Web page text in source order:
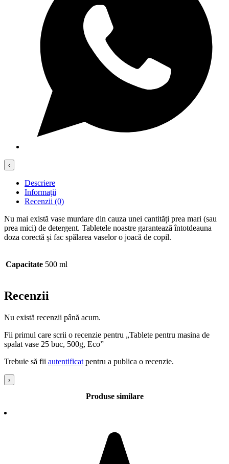
‹
Descriere
Informații
Recenzii (0)
Nu mai există vase murdare din cauza unei cantități prea mari (sau
prea mici) de detergent. Tabletele noastre garantează întotdeauna
doza corectă și fac spălarea vaselor o joacă de copil.
Capacitate 500 ml
Recenzii
Nu există recenzii până acum.
Fii primul care scrii o recenzie pentru „Tablete pentru masina de
spalat vase 25 buc, 500g, Eco”
Trebuie să fii autentificat pentru a publica o recenzie.
›
Produse similare